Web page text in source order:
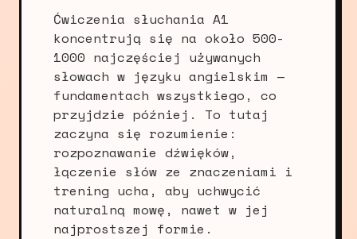
Ćwiczenia słuchania A1
koncentrują się na około 500-
1000 najczęściej używanych
słowach w języku angielskim —
fundamentach wszystkiego, co
przyjdzie później. To tutaj
zaczyna się rozumienie:
rozpoznawanie dźwięków,
łączenie słów ze znaczeniami i
trening ucha, aby uchwycić
naturalną mowę, nawet w jej
najprostszej formie.